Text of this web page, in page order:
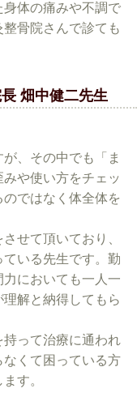
体の痛みや不調で
骨院さんで診ても
畑中健二先生
、その中でも「ま
や使い方をチェッ
ではなく体全体を
せて頂いており、
いる先生です。勤
においても一人一
解と納得してもら
って治療に通われ
くて困っている方
す。